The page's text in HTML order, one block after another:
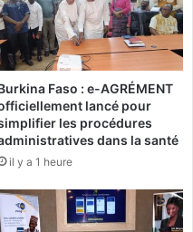
Faso : e-AGRÉMENT
lancé pour
les procédures
dans la santé
il y a 1 heure